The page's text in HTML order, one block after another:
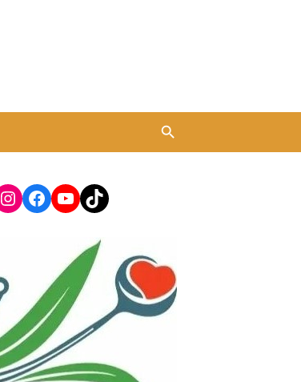
Instagram
Facebook
YouTube
TikTok